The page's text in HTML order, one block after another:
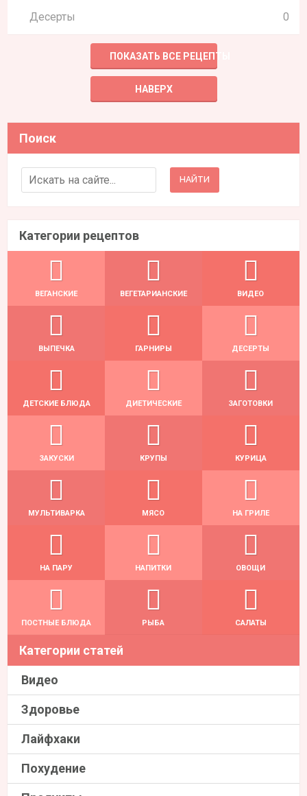
Десерты 0
ПОКАЗАТЬ ВСЕ РЕЦЕПТЫ
НАВЕРХ
Поиск
Search for:
Категории рецептов
ВЕГАНСКИЕ ВЕГЕТАРИАНСКИЕ ВИДЕО
ВЫПЕЧКА ГАРНИРЫ ДЕСЕРТЫ
ДЕТСКИЕ БЛЮДА ДИЕТИЧЕСКИЕ ЗАГОТОВКИ
ЗАКУСКИ КРУПЫ КУРИЦА
МУЛЬТИВАРКА МЯСО НА ГРИЛЕ
НА ПАРУ НАПИТКИ ОВОЩИ
ПОСТНЫЕ БЛЮДА РЫБА САЛАТЫ
Категории статей
Видео
Здоровье
Лайфхаки
Похудение